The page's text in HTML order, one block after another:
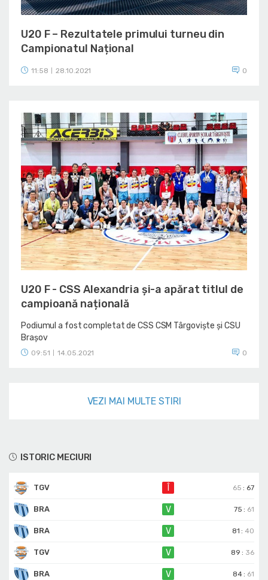
ISTORIC MECIURI
TGV 65 : 67
BRA V 75 : 61
BRA V 81 :40
TGV V 89 : 36
BRA V 84 : 61
U20 F – Rezultatele primului turneu din
Campionatul Național
11:58 28.10.2021 0
U20 F - CSS Alexandria și-a apărat titlul de
campioană națională
Podiumul a fost completat de CSS CSM Târgoviște și CSU
Brașov
09:51 14.05.2021 0
VEZI MAI MULTE STIRI